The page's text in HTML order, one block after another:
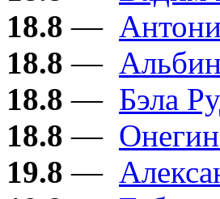
18.8 —
18.8 —
18.8 — Бэла
18.8 —
19.8 —